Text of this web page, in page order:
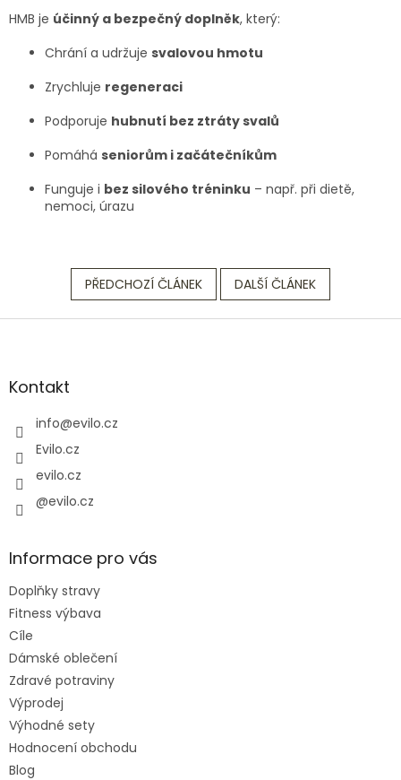
HMB je účinný a bezpečný doplněk, který:
Chrání a udržuje svalovou hmotu
Zrychluje regeneraci
Podporuje hubnutí bez ztráty svalů
Pomáhá seniorům i začátečníkům
Funguje i bez silového tréninku – např. při dietě,
nemoci, úrazu
PŘEDCHOZÍ ČLÁNEK DALŠÍ ČLÁNEK
Z
aKontakt
info@evilo.cz
Evilo.cz
evilo.cz
@evilo.cz
Informace pro vás
Doplňky stravy
Fitness výbava
Cíle
Dámské oblečení
Zdravé potraviny
Výprodej
Výhodné sety
Hodnocení obchodu
Blog